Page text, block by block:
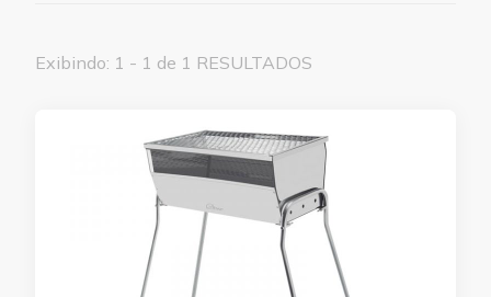
Exibindo: 1 - 1 de 1 RESULTADOS